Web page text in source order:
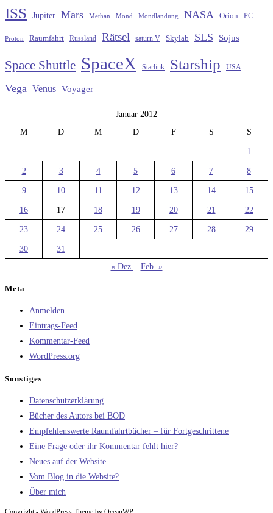
ISS Jupiter Mars Methan Mond Mondlandung NASA Orion PC
Proton Raumfahrt Russland Rätsel saturn V Skylab SLS Sojus
Space Shuttle SpaceX Starlink Starship USA
Vega Venus Voyager
Januar 2012
M
D M D F S S
1
2 3 4 5 6 7 8
9 10 11 12 13 14 15
16 17 18 19 20 21 22
23 24 25 26 27 28 29
30
31
« Dez.
Feb. »
Meta
Anmelden
Eintrags-Feed
Kommentar-Feed
WordPress.org
Sonstiges
Datenschutzerklärung
Bücher des Autors bei BOD
Empfehlenswerte Raumfahrtbücher – für Fortgeschrittene
Eine Frage oder ihr Kommentar fehlt hier?
Neues auf der Website
Vom Blog in die Website?
Über mich